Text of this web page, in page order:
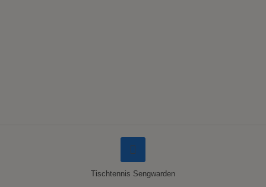
Tischtennis Sengwarden